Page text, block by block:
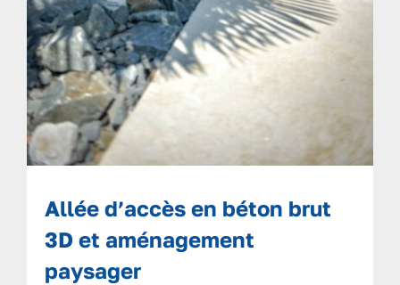
Allée d’accès en béton brut
3D et aménagement
paysager